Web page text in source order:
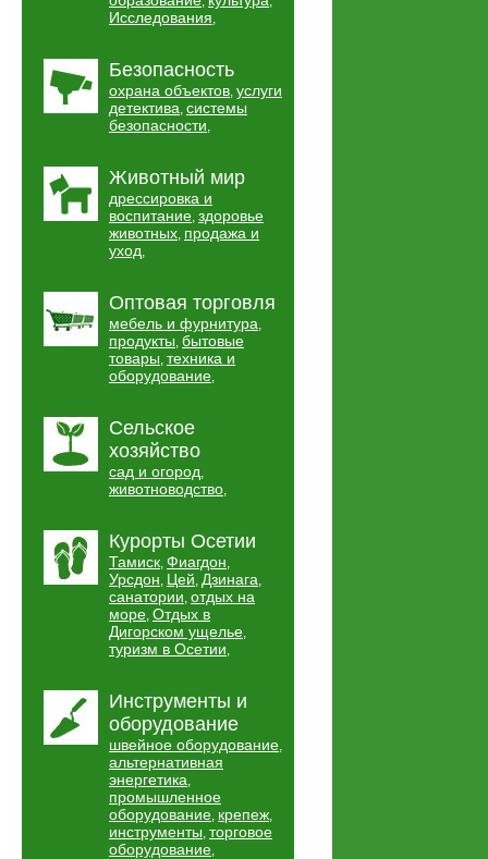
Исследования,
Безопасность
охрана объектов, услуги
детектива, системы
безопасности,
Животный мир
дрессировка и
воспитание, здоровье
животных, продажа и
уход,
Оптовая торговля
мебель и фурнитура,
продукты, бытовые
товары, техника и
оборудование,
Сельское
хозяйство
сад и огород,
животноводство,
Курорты Осетии
Тамиск, Фиагдон,
Урсдон, Цей, Дзинага,
санатории, отдых на
море, Отдых в
Дигорском ущелье,
туризм в Осетии,
Инструменты и
оборудование
швейное оборудование,
альтернативная
энергетика,
промышленное
оборудование, крепеж,
инструменты, торговое
оборудование,